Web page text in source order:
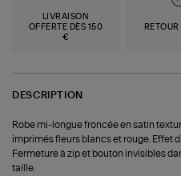
LIVRAISON
OFFERTE DÈS 150
€
RETOUR
DESCRIPTION
Robe mi-longue froncée en satin
imprimés fleurs blancs et rouge. Effet
Fermeture à zip et bouton invisibles
taille.